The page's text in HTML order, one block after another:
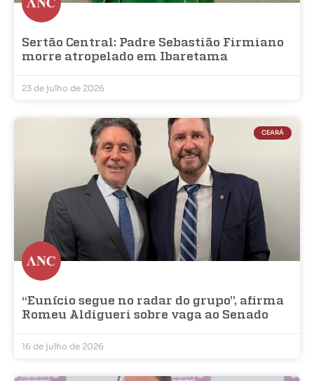
Sertão Central: Padre Sebastião Firmiano
morre atropelado em Ibaretama
23 de julho de 2026
CEARÁ
“Eunício segue no radar do grupo”, afirma
Romeu Aldigueri sobre vaga ao Senado
16 de julho de 2026